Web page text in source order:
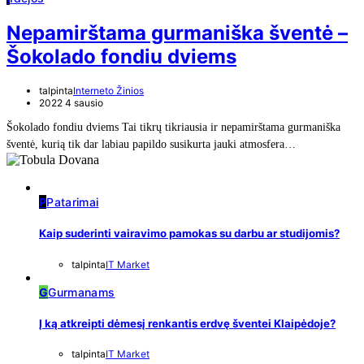
Nepamirštama gurmaniška šventė –
Šokolado fondiu dviems
talpintaInterneto Žinios
2022 4 sausio
Šokolado fondiu dviems Tai tikrų tikriausia ir nepamirštama gurmaniška
šventė, kurią tik dar labiau papildo susikurta jauki atmosfera…
PPatarimai
Kaip suderinti vairavimo pamokas su darbu ar studijomis?
talpintaIT Market
GGurmanams
Į ką atkreipti dėmesį renkantis erdvę šventei Klaipėdoje?
talpintaIT Market